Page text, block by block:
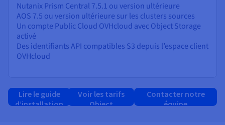
Nutanix Prism Central 7.5.1 ou version ultérieure
AOS 7.5 ou version ultérieure sur les clusters sources
Un compte Public Cloud OVHcloud avec Object Storage
activé
Des identifiants API compatibles S3 depuis l’espace client
OVHcloud
Lire le guide
d’installation
Voir les tarifs
Object
Contacter notre
équipe